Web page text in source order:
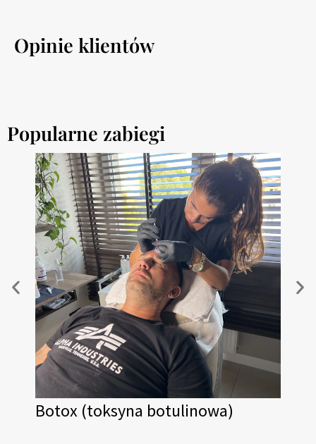
Opinie klientów
Popularne zabiegi
Botox (toksyna botulinowa)